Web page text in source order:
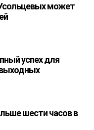
может
успех для
выходных
шести часов в